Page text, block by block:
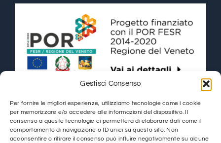
Gestisci Consenso
Per fornire le migliori esperienze, utilizziamo tecnologie come i cookie
per memorizzare e/o accedere alle informazioni del dispositivo. Il
consenso a queste tecnologie ci permetterà di elaborare dati come il
comportamento di navigazione o ID unici su questo sito. Non
acconsentire o ritirare il consenso può influire negativamente su alcune
Hotel Ambasciatori 2026 | AUREA S.r.l. PI 03937530271